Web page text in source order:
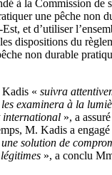
à la Commission de
une pêche non
et d’utiliser
dispositions du
non durable
Kadis « suivra
examinera à la
international », a
M. Kadis a engagé
solution de
», a conclu